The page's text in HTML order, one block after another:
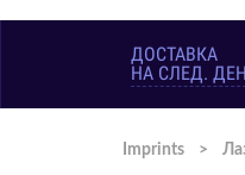
ДОСТАВКА
НА СЛЕД.
Imprints >